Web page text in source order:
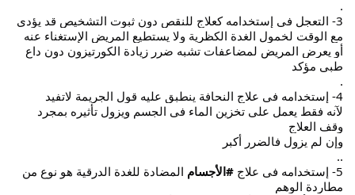
.
3- التعجل فى إستخدامه كعلاج للنقص دون ثبوت التشخيص قد يؤدى
مع الوقت لخمول الغدة الكظرية ولا يستطيع المريض الإستغناء عنه
أو يعرض المريض لمضاعفات تشبه ضرر زيادة الكورتيزون دون داع
طبى مؤكد
.
4- إستخدامه فى علاج النحافة ينطبق عليه قول الجريمة لاتفيد
لآنه فقط يعمل على تخزين الماء فى الجسم ويزول تأثيره بمجرد
وقف العلاج
وإن لم يزول فالضرر أكبر
..
5- إستخدامه فى علاج
#الأجسام المضادة للغدة الدرقية هو نوع من
مطاردة الوهم